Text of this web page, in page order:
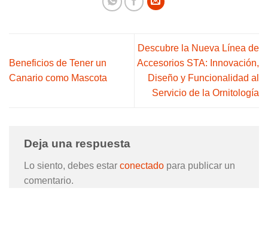
Beneficios de Tener un
Canario como Mascota
Descubre la Nueva Línea de
Accesorios STA: Innovación,
Diseño y Funcionalidad al
Servicio de la Ornitología
Deja una respuesta
Lo siento, debes estar conectado para publicar un
comentario.